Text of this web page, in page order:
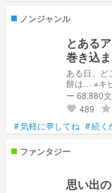
ノンジャンル
とある
巻き込
ある日、ど
餅は… ※キビキビパニックとは、ポケモンSVの番外編です。詳
しくは調べ
は作者の都
🟪🍓さん
ださい。
ー 68,880
favorite 489 grade
#気軽に💬してね #続く
ファンタジー